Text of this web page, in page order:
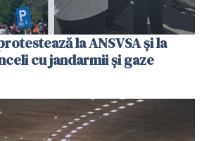
la ANSVSA și la
cu jandarmii și gaze